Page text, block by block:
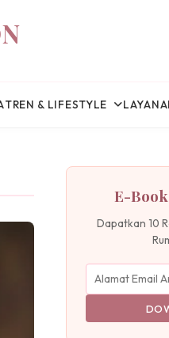
TREN & LIFESTYLE
E-
Dapatkan 10